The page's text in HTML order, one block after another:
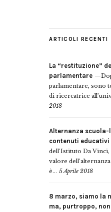
ARTICOLI RECENTI
La “restituzione”
parlamentare
parlamentare, sono
di ricercatrice
2018
Alternanza
contenuti educativi
dell’Istituto Da
valore
è... 5 Aprile 2018
8 marzo, siamo la
ma, purtroppo,